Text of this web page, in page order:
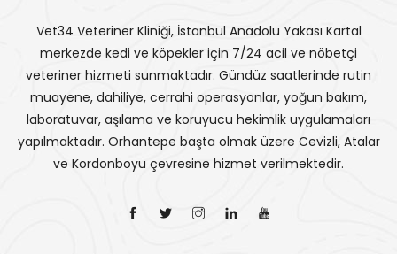
Vet34 Veteriner Kliniği, İstanbul Anadolu Yakası Kartal
merkezde kedi ve köpekler için 7/24 acil ve nöbetçi
veteriner hizmeti sunmaktadır. Gündüz saatlerinde rutin
muayene, dahiliye, cerrahi operasyonlar, yoğun bakım,
laboratuvar, aşılama ve koruyucu hekimlik uygulamaları
yapılmaktadır. Orhantepe başta olmak üzere Cevizli, Atalar
ve Kordonboyu çevresine hizmet verilmektedir.